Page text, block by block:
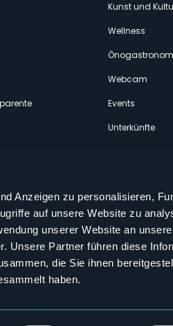
Anzeigen zu personalisieren,
auf unsere Website zu
unserer Website an
Unsere Partner führen diese
die Sie ihnen
haben.
Kunst und
Wellness
Webcam
Events
Unterkünfte
Folgen Sie uns